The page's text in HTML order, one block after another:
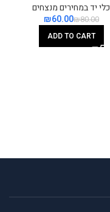
כלי יד במחירים מנצחים
₪80.00
₪60.00
ADD TO CART